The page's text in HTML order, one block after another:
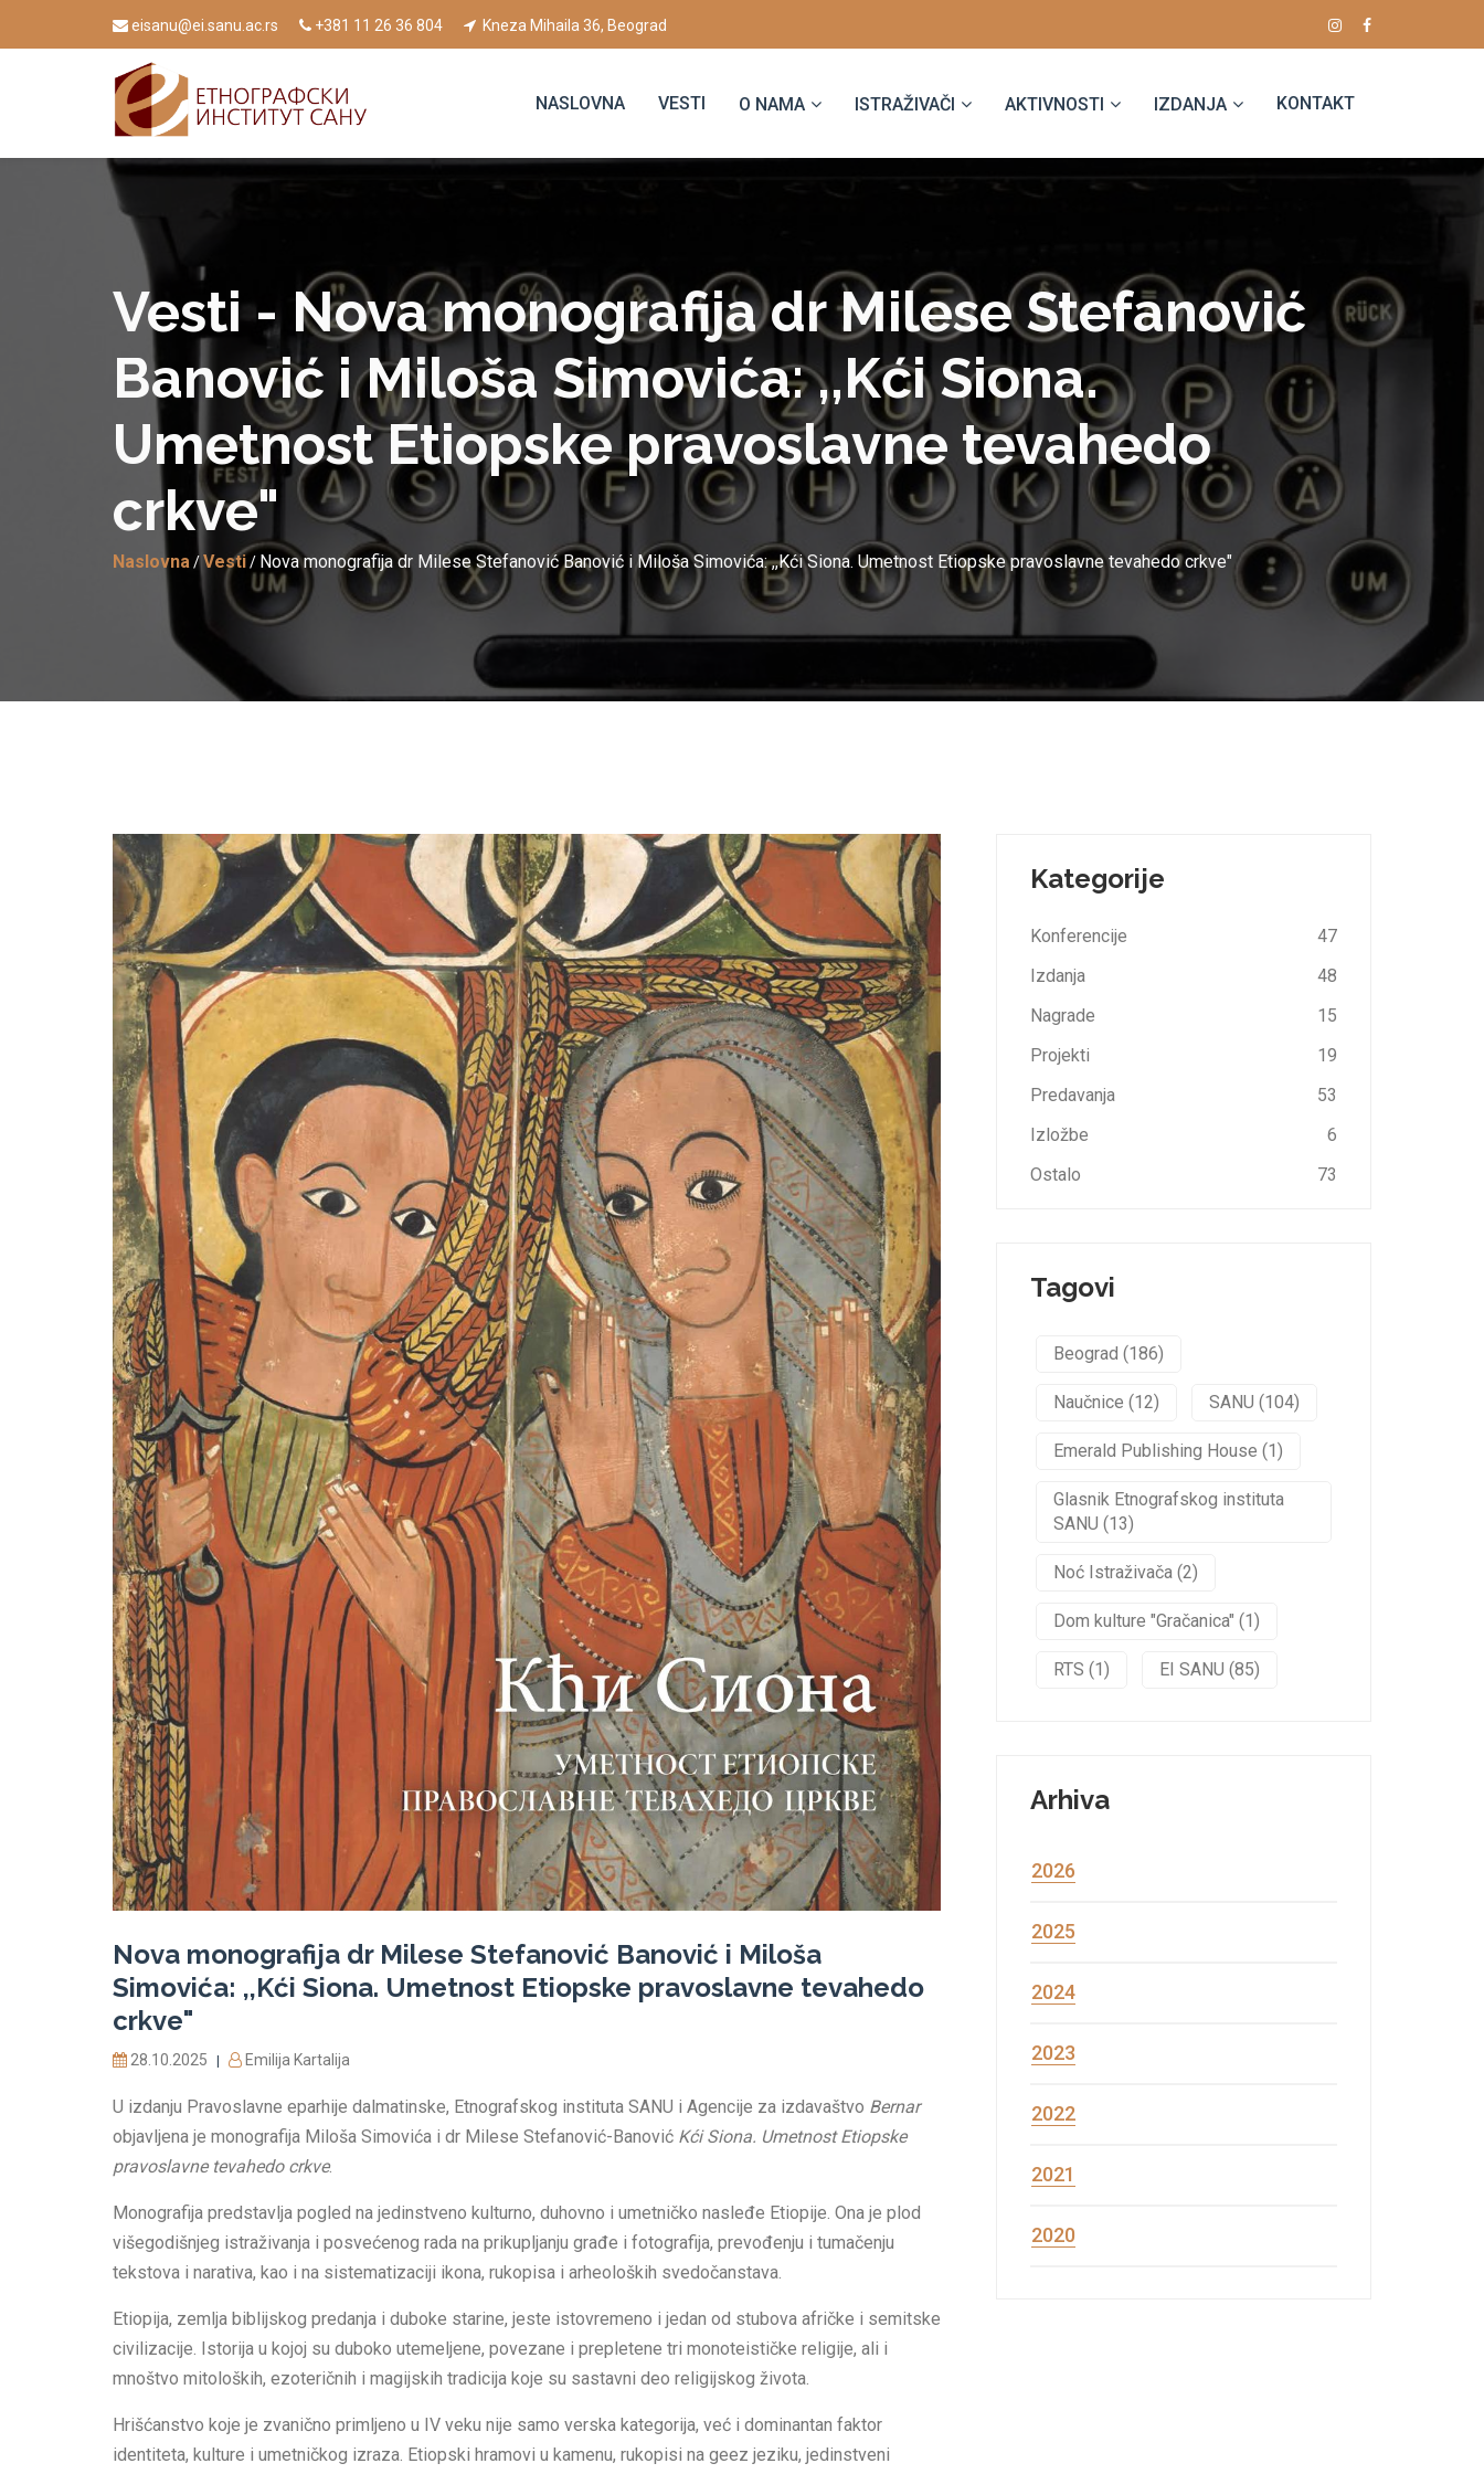
eisanu@ei.sanu.ac.rs +381 11 26 36 804 Kneza Mihaila 36, Beograd
NASLOVNA VESTI O NAMA ISTRAŽIVAČI AKTIVNOSTI IZDANJA KONTAKT
Vesti - Nova monografija dr Milese Stefanović
Banović i Miloša Simovića: ,,Kći Siona.
Umetnost Etiopske pravoslavne tevahedo
crkve"
Naslovna/Vesti/ Nova monografija dr Milese Stefanović Banović i Miloša Simovića: ,,Kći Siona. Umetnost Etiopske pravoslavne tevahedo crkve"
Nova monografija dr Milese Stefanović Banović i Miloša
Simovića: ,,Kći Siona. Umetnost Etiopske pravoslavne tevahedo
crkve"
28.10.2025 | Emilija Kartalija
U izdanju Pravoslavne eparhije dalmatinske, Etnografskog instituta SANU i Agencije za izdavaštvo Bernar
objavljena je monografija Miloša Simovića i dr Milese Stefanović-Banović Kći Siona. Umetnost Etiopske
pravoslavne tevahedo crkve.
Monografija predstavlja pogled na jedinstveno kulturno, duhovno i umetničko nasleđe Etiopije. Ona je plod
višegodišnjeg istraživanja i posvećenog rada na prikupljanju građe i fotografija, prevođenju i tumačenju
tekstova i narativa, kao i na sistematizaciji ikona, rukopisa i arheoloških svedočanstava.
Etiopija, zemlja biblijskog predanja i duboke starine, jeste istovremeno i jedan od stubova afričke i semitske
civilizacije. Istorija u kojoj su duboko utemeljene, povezane i prepletene tri monoteističke religije, ali i
mnoštvo mitoloških, ezoteričnih i magijskih tradicija koje su sastavni deo religijskog života.
Hrišćanstvo koje je zvanično primljeno u IV veku nije samo verska kategorija, već i dominantan faktor
identiteta, kulture i umetničkog izraza. Etiopski hramovi u kamenu, rukopisi na geez jeziku, jedinstveni
Kategorije
Konferencije
47
Izdanja
48
Nagrade
15
Projekti
19
Predavanja
53
Izložbe
6
Ostalo
73
Tagovi
Beograd (186)
Naučnice (12) SANU (104)
Emerald Publishing House (1)
Glasnik Etnografskog instituta
SANU (13)
Noć Istraživača (2)
Dom kulture "Gračanica" (1)
RTS (1) EI SANU (85)
Arhiva
2026
2025
2024
2023
2022
2021
2020